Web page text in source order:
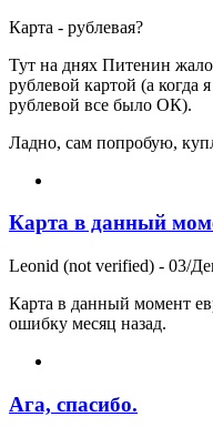
Карта - рублевая?
Тут на днях Питенин
рублевой картой (а когда
рублевой все было ОК).
Ладно, сам попробую,
Карта в данный
Leonid (not verified) - 03/
Карта в данный момент
ошибку месяц назад.
Ага, спасибо.